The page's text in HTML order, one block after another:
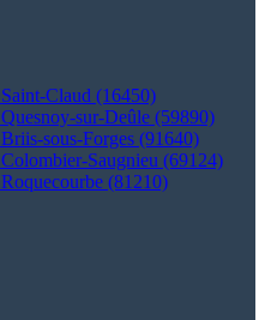
Claud (16450)
sur-Deûle (59890)
sous-Forges (91640)
Saugnieu (69124)
(81210)